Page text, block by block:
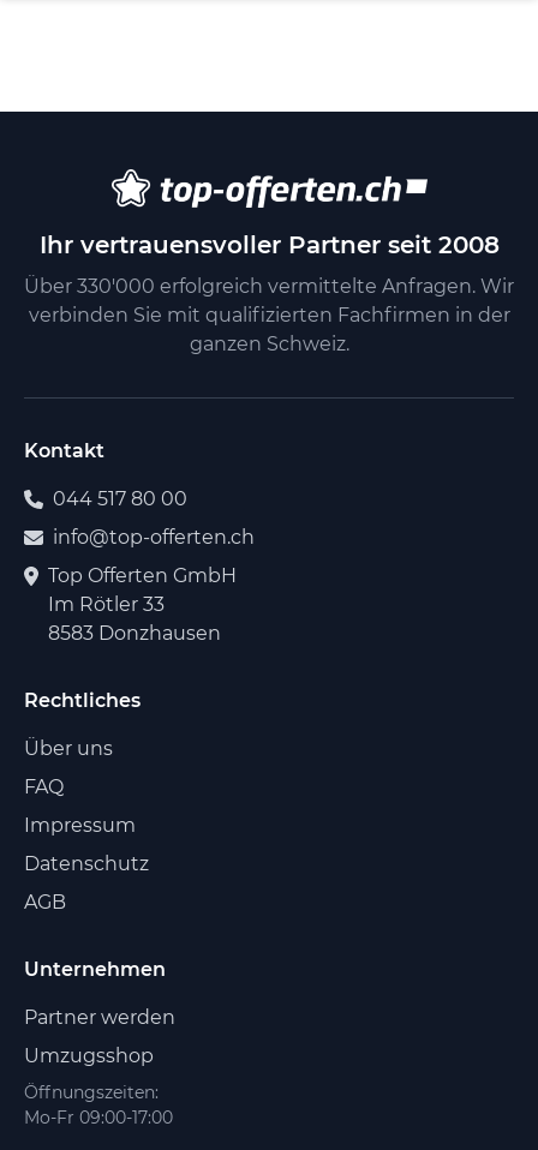
Ihr vertrauensvoller Partner seit 2008
Über 330'000 erfolgreich vermittelte Anfragen. Wir
verbinden Sie mit qualifizierten Fachfirmen in der
ganzen Schweiz.
Kontakt
044 517 80 00
info@top-offerten.ch
Top Offerten GmbH
Im Rötler 33
8583 Donzhausen
Rechtliches
Über uns
FAQ
Impressum
Datenschutz
AGB
Unternehmen
Partner werden
Umzugsshop
Öffnungszeiten:
Mo-Fr 09:00-17:00